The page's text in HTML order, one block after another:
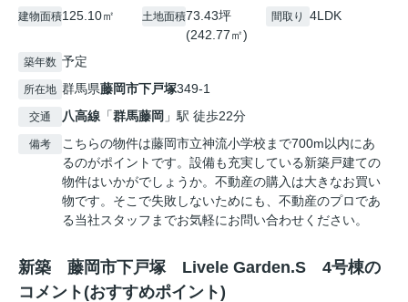
建物面積125.10㎡ 土地面積73.43坪
(242.77㎡)
間取り 4LDK
築年数 予定
所在地 群馬県藤岡市下戸塚349-1
交通 八高線 「群馬藤岡 」駅 徒歩22分
備考
こちらの物件は藤岡市立神流小学校まで700m以内にあ
るのがポイントです。設備も充実している新築戸建ての
物件はいかがでしょうか。不動産の購入は大きなお買い
物です。そこで失敗しないためにも、不動産のプロであ
る当社スタッフまでお気軽にお問い合わせください。
新築 藤岡市下戸塚 Livele Garden.S 4号棟の
コメント(おすすめポイント)